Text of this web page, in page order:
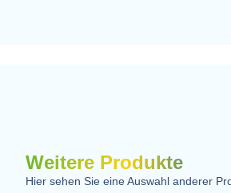
Weitere Produkte
Hier sehen Sie eine Auswahl anderer